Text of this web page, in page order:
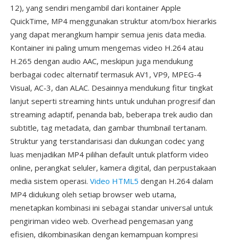
12), yang sendiri mengambil dari kontainer Apple
QuickTime, MP4 menggunakan struktur atom/box hierarkis
yang dapat merangkum hampir semua jenis data media.
Kontainer ini paling umum mengemas video H.264 atau
H.265 dengan audio AAC, meskipun juga mendukung
berbagai codec alternatif termasuk AV1, VP9, MPEG-4
Visual, AC-3, dan ALAC. Desainnya mendukung fitur tingkat
lanjut seperti streaming hints untuk unduhan progresif dan
streaming adaptif, penanda bab, beberapa trek audio dan
subtitle, tag metadata, dan gambar thumbnail tertanam.
Struktur yang terstandarisasi dan dukungan codec yang
luas menjadikan MP4 pilihan default untuk platform video
online, perangkat seluler, kamera digital, dan perpustakaan
media sistem operasi. Video HTML5 dengan H.264 dalam
MP4 didukung oleh setiap browser web utama,
menetapkan kombinasi ini sebagai standar universal untuk
pengiriman video web. Overhead pengemasan yang
efisien, dikombinasikan dengan kemampuan kompresi